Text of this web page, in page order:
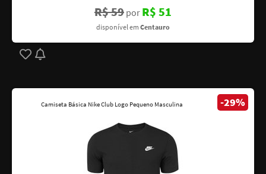
R$ 59 por R$ 51
disponível em Centauro
Camiseta Básica Nike Club Logo Pequeno Masculina -29%